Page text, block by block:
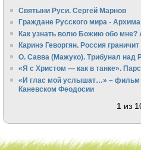
Святыни Руси. Сергей Марнов
Граждане Русского мира -
Как узнать волю Божию обо
Каринэ Геворгян. Россия
О. Савва (Мажуко). Трибунал над
«Я с Христом — как в танке».
«И глас мой услышат…» – фильм
Каневском Феодосии
1 из